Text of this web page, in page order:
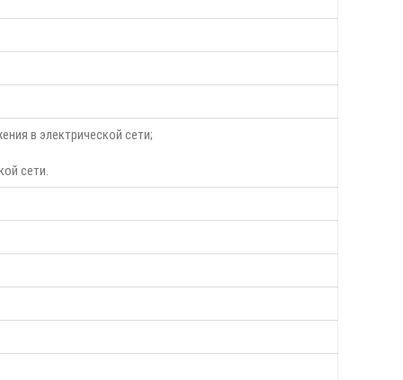
в электрической сети;
сети.